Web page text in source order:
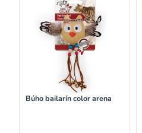
Búho bailarín color arena